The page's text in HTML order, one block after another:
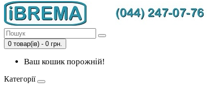
0 товар(ів) - 0 грн.
Ваш кошик порожній!
Категорії